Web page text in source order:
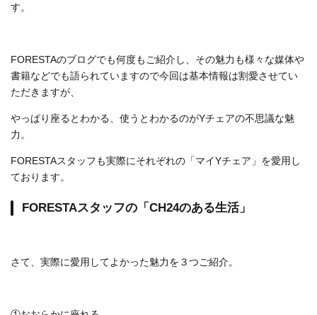
す。
FORESTAのブログでも何度もご紹介し、その魅力も様々な媒体や
書籍などでも語られていますので今回は基本情報は割愛させてい
ただきますが、
やっぱり座るとわかる、使うとわかるのがYチェアの不思議な魅
力。
FORESTAスタッフも実際にそれぞれの「マイYチェア」を愛用し
ております。
FORESTAスタッフの「CH24のある生活」
さて、実際に愛用してよかった魅力を３つご紹介。